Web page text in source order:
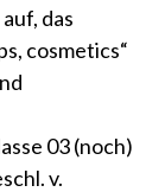
das
cosmetics“
03 (noch)
v.